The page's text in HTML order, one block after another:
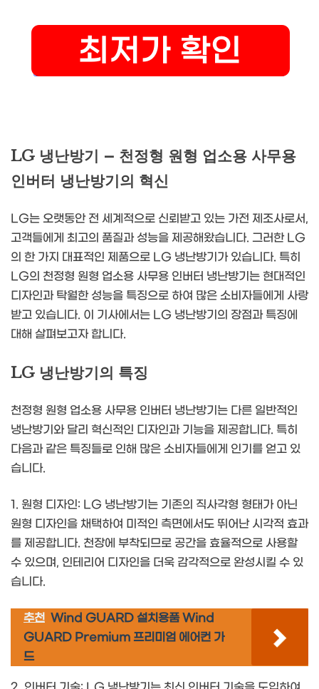
LG 냉난방기 – 천정형 원형 업소용 사무용
인버터 냉난방기의 혁신
LG는 오랫동안 전 세계적으로 신뢰받고 있는 가전 제조사로서,
고객들에게 최고의 품질과 성능을 제공해왔습니다. 그러한 LG
의 한 가지 대표적인 제품으로 LG 냉난방기가 있습니다. 특히
LG의 천정형 원형 업소용 사무용 인버터 냉난방기는 현대적인
디자인과 탁월한 성능을 특징으로 하여 많은 소비자들에게 사랑
받고 있습니다. 이 기사에서는 LG 냉난방기의 장점과 특징에
대해 살펴보고자 합니다.
LG 냉난방기의 특징
천정형 원형 업소용 사무용 인버터 냉난방기는 다른 일반적인
냉난방기와 달리 혁신적인 디자인과 기능을 제공합니다. 특히
다음과 같은 특징들로 인해 많은 소비자들에게 인기를 얻고 있
습니다.
1. 원형 디자인: LG 냉난방기는 기존의 직사각형 형태가 아닌
원형 디자인을 채택하여 미적인 측면에서도 뛰어난 시각적 효과
를 제공합니다. 천장에 부착되므로 공간을 효율적으로 사용할
수 있으며, 인테리어 디자인을 더욱 감각적으로 완성시킬 수 있
습니다.
추천 Wind GUARD 설치용품 Wind
GUARD Premium 프리미엄 에어컨 가
드